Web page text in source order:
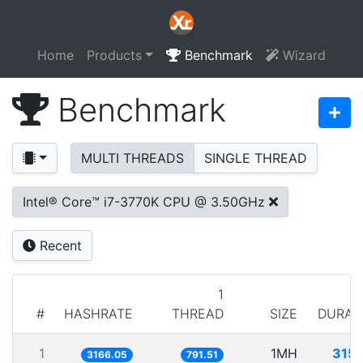
Home Products Benchmark Wizard
Benchmark
MULTI THREADS SINGLE THREAD
Intel® Core™ i7-3770K CPU @ 3.50GHz
Recent
# HASHRATE
1
THREAD
SIZE
1 3166.05 791.51 1MH